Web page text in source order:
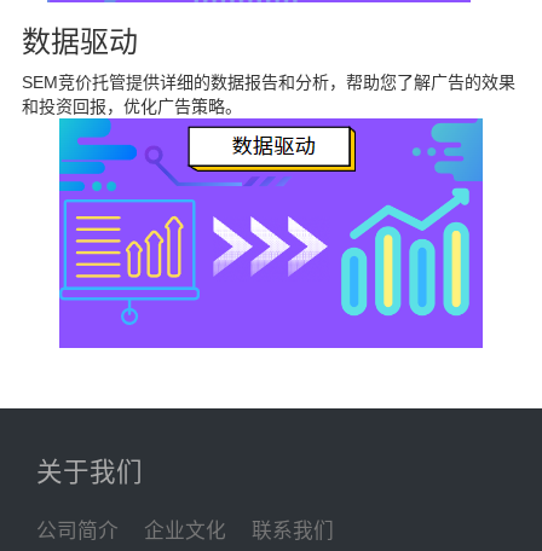
数据驱动
SEM竞价托管提供详细的数据报告和分析，帮助您了解广告的效果
和投资回报，优化广告策略。
关于我们
公司简介 企业文化 联系我们